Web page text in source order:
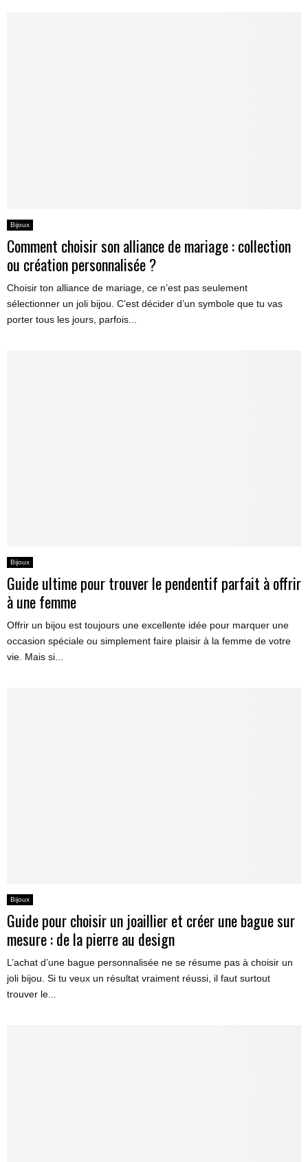
Bijoux
Comment choisir son alliance de mariage : collection
ou création personnalisée ?
Choisir ton alliance de mariage, ce n’est pas seulement
sélectionner un joli bijou. C’est décider d’un symbole que tu vas
porter tous les jours, parfois...
Bijoux
Guide ultime pour trouver le pendentif parfait à offrir
à une femme
Offrir un bijou est toujours une excellente idée pour marquer une
occasion spéciale ou simplement faire plaisir à la femme de votre
vie. Mais si...
Bijoux
Guide pour choisir un joaillier et créer une bague sur
mesure : de la pierre au design
L’achat d’une bague personnalisée ne se résume pas à choisir un
joli bijou. Si tu veux un résultat vraiment réussi, il faut surtout
trouver le...